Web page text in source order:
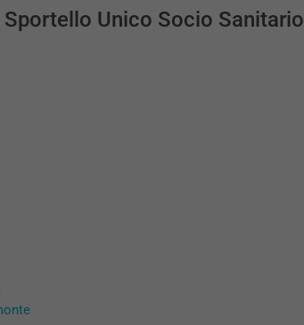
Unico Socio Sanitario